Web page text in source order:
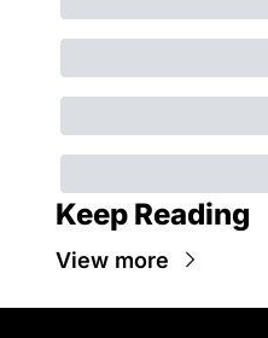
Keep Reading
View more